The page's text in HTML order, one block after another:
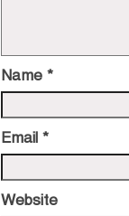
Name *
Email *
Website